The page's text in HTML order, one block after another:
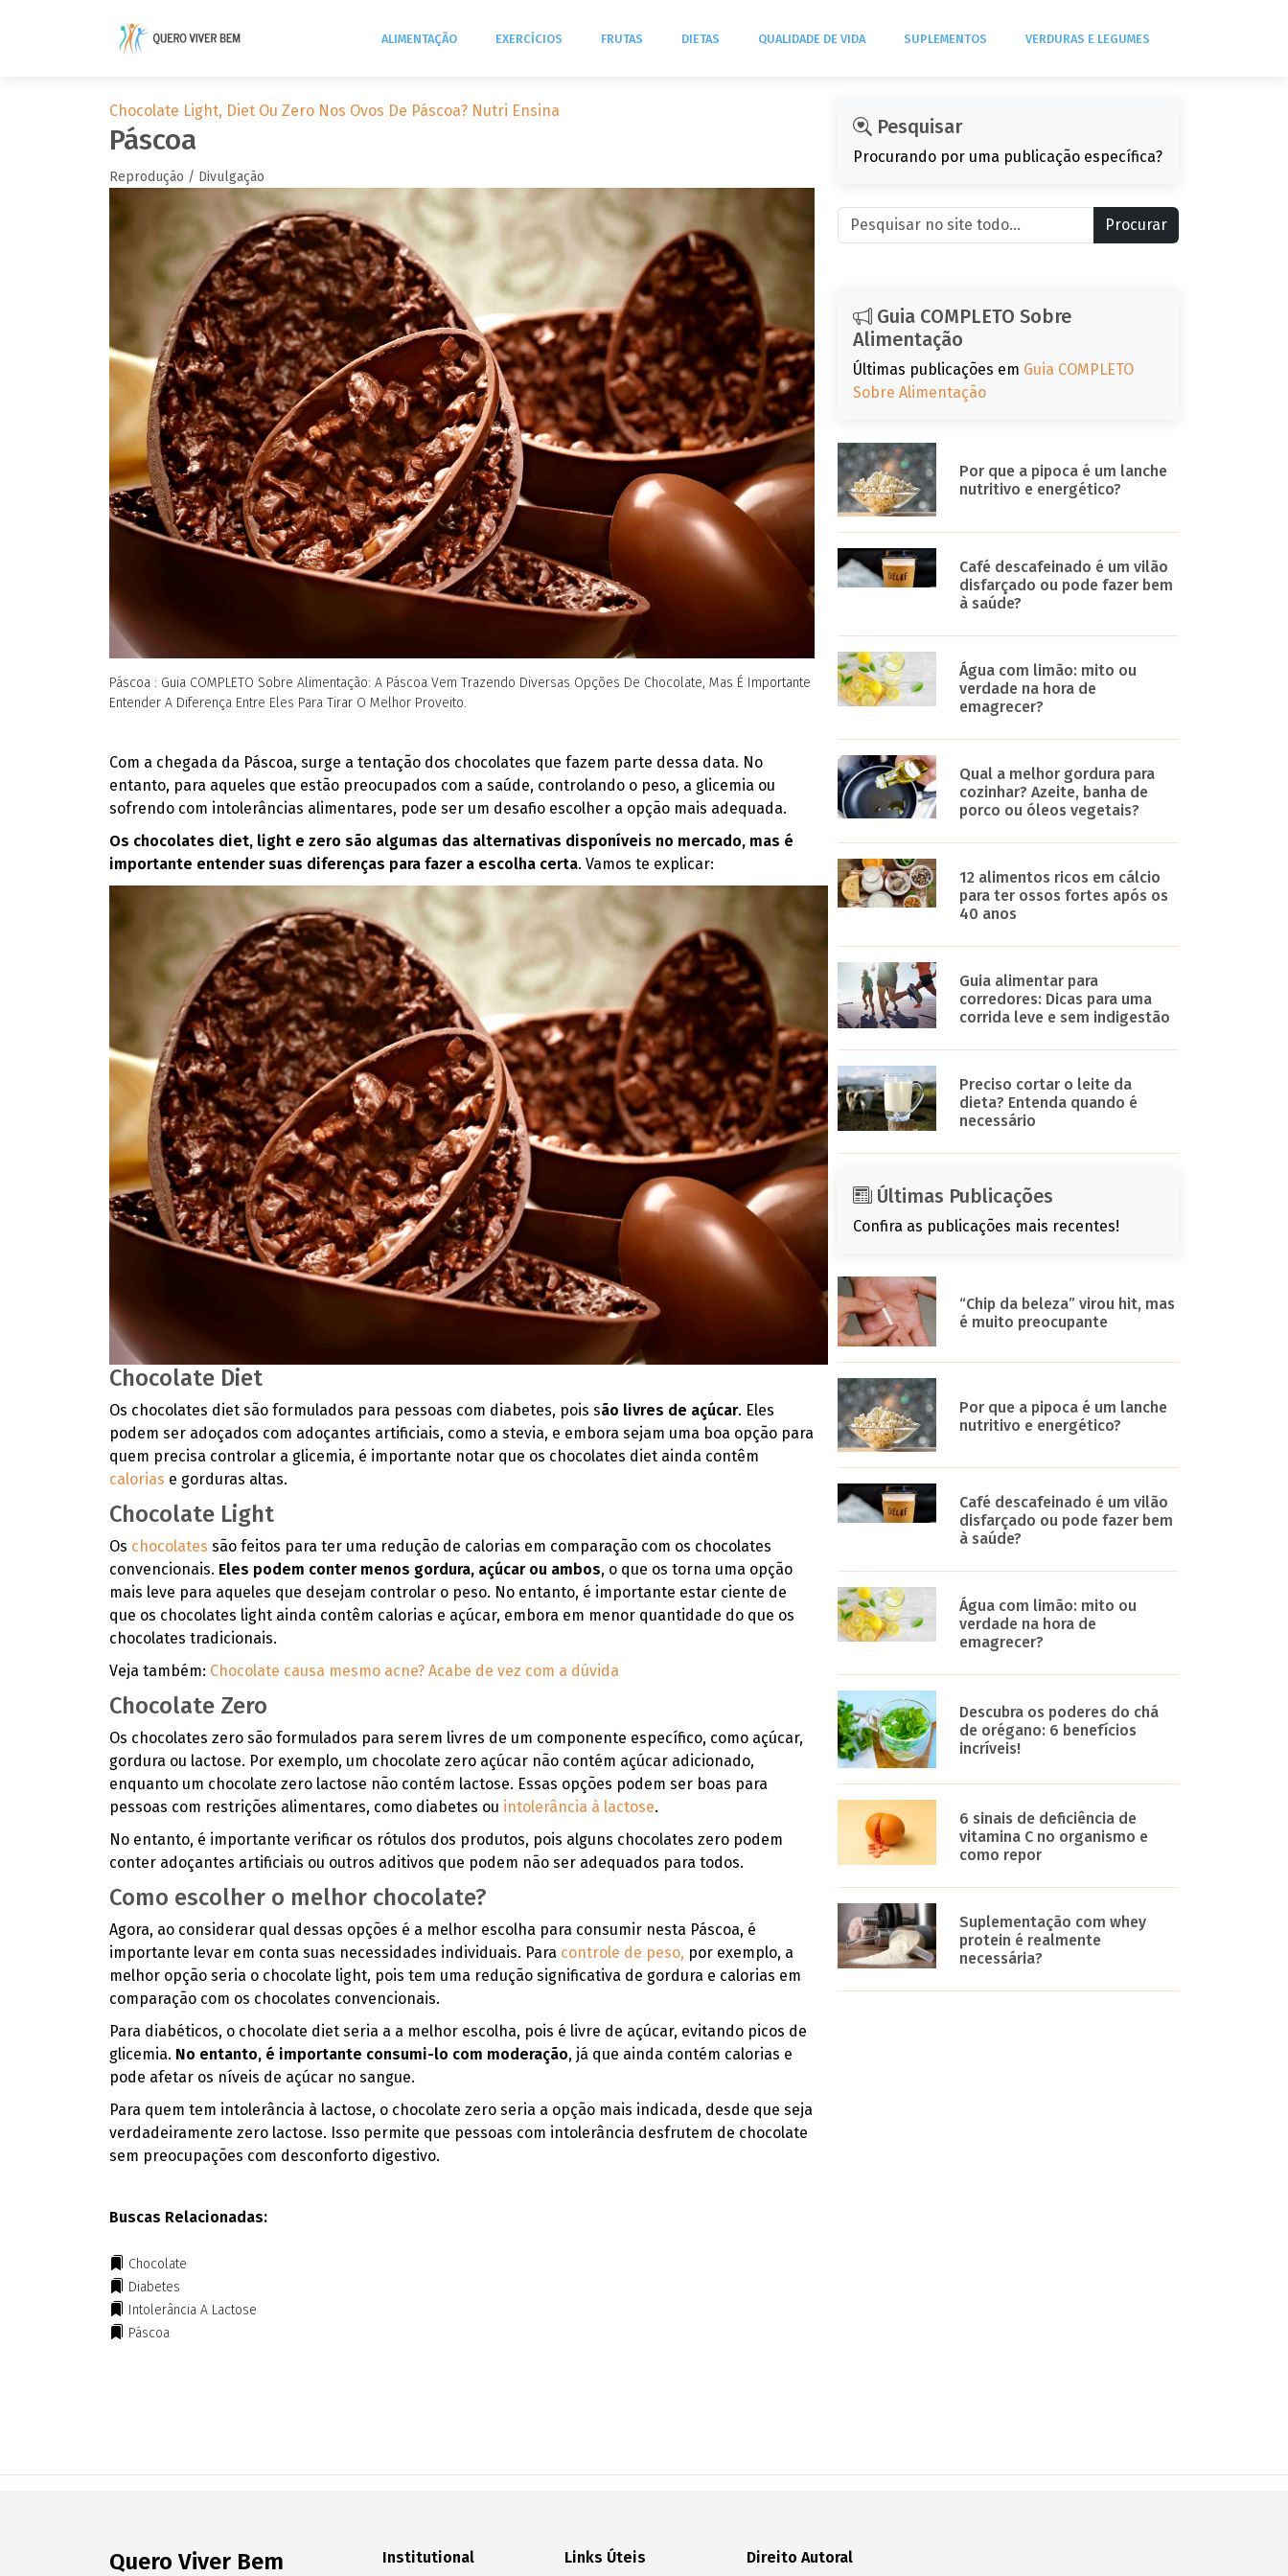
ALIMENTAÇÃO EXERCÍCIOS FRUTAS DIETAS QUALIDADE DE VIDA SUPLEMENTOS VERDURAS E LEGUMES
Chocolate Light, Diet Ou Zero Nos Ovos De Páscoa? Nutri Ensina
Páscoa
Reprodução / Divulgação
Páscoa : Guia COMPLETO Sobre Alimentação: A Páscoa Vem Trazendo Diversas Opções De Chocolate, Mas É Importante
Entender A Diferença Entre Eles Para Tirar O Melhor Proveito.
Com a chegada da Páscoa, surge a tentação dos chocolates que fazem parte dessa data. No
entanto, para aqueles que estão preocupados com a saúde, controlando o peso, a glicemia ou
sofrendo com intolerâncias alimentares, pode ser um desafio escolher a opção mais adequada.
Os chocolates diet, light e zero são algumas das alternativas disponíveis no mercado, mas é
importante entender suas diferenças para fazer a escolha certa. Vamos te explicar:
Chocolate Diet
Os chocolates diet são formulados para pessoas com diabetes, pois são livres de açúcar. Eles
podem ser adoçados com adoçantes artificiais, como a stevia, e embora sejam uma boa opção para
quem precisa controlar a glicemia, é importante notar que os chocolates diet ainda contêm
calorias e gorduras altas.
Chocolate Light
Os chocolates são feitos para ter uma redução de calorias em comparação com os chocolates
convencionais. Eles podem conter menos gordura, açúcar ou ambos, o que os torna uma opção
mais leve para aqueles que desejam controlar o peso. No entanto, é importante estar ciente de
que os chocolates light ainda contêm calorias e açúcar, embora em menor quantidade do que os
chocolates tradicionais.
Veja também: Chocolate causa mesmo acne? Acabe de vez com a dúvida
Chocolate Zero
Os chocolates zero são formulados para serem livres de um componente específico, como açúcar,
gordura ou lactose. Por exemplo, um chocolate zero açúcar não contém açúcar adicionado,
enquanto um chocolate zero lactose não contém lactose. Essas opções podem ser boas para
pessoas com restrições alimentares, como diabetes ou intolerância à lactose.
No entanto, é importante verificar os rótulos dos produtos, pois alguns chocolates zero podem
conter adoçantes artificiais ou outros aditivos que podem não ser adequados para todos.
Como escolher o melhor chocolate?
Agora, ao considerar qual dessas opções é a melhor escolha para consumir nesta Páscoa, é
importante levar em conta suas necessidades individuais. Para controle de peso, por exemplo, a
melhor opção seria o chocolate light, pois tem uma redução significativa de gordura e calorias em
comparação com os chocolates convencionais.
Para diabéticos, o chocolate diet seria a a melhor escolha, pois é livre de açúcar, evitando picos de
glicemia. No entanto, é importante consumi-lo com moderação, já que ainda contém calorias e
pode afetar os níveis de açúcar no sangue.
Para quem tem intolerância à lactose, o chocolate zero seria a opção mais indicada, desde que seja
verdadeiramente zero lactose. Isso permite que pessoas com intolerância desfrutem de chocolate
sem preocupações com desconforto digestivo.
Buscas Relacionadas:
Chocolate
Diabetes
Intolerância A Lactose
Páscoa
Pesquisar
Procurando por uma publicação específica?
Procurar
Guia COMPLETO Sobre
Alimentação
Últimas publicações em Guia COMPLETO
Sobre Alimentação
Por que a pipoca é um lanche
nutritivo e energético?
Café descafeinado é um vilão
disfarçado ou pode fazer bem
à saúde?
Água com limão: mito ou
verdade na hora de
emagrecer?
Qual a melhor gordura para
cozinhar? Azeite, banha de
porco ou óleos vegetais?
12 alimentos ricos em cálcio
para ter ossos fortes após os
40 anos
Guia alimentar para
corredores: Dicas para uma
corrida leve e sem indigestão
Preciso cortar o leite da
dieta? Entenda quando é
necessário
Últimas Publicações
Confira as publicações mais recentes!
“Chip da beleza” virou hit, mas
é muito preocupante
Por que a pipoca é um lanche
nutritivo e energético?
Café descafeinado é um vilão
disfarçado ou pode fazer bem
à saúde?
Água com limão: mito ou
verdade na hora de
emagrecer?
Descubra os poderes do chá
de orégano: 6 benefícios
incríveis!
6 sinais de deficiência de
vitamina C no organismo e
como repor
Suplementação com whey
protein é realmente
necessária?
Quero Viver Bem Institutional Links Úteis Direito Autoral